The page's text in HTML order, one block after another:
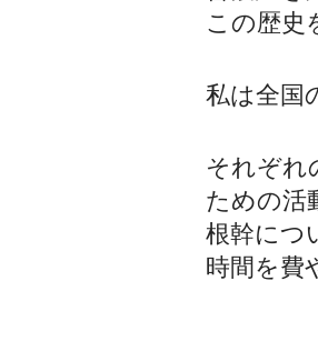
この歴史
私は全国
それぞれ
ための活
根幹につ
時間を費